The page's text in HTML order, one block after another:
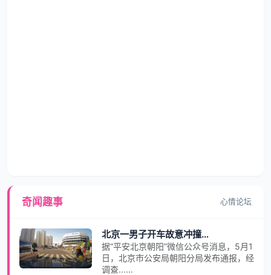
奇闻趣事 心情论坛
北京一男子开车故意冲撞等红灯外卖小哥被刑拘
据“平安北京朝阳”微信公众号消息，5月1
日，北京市公安局朝阳分局发布通报，经
调查......